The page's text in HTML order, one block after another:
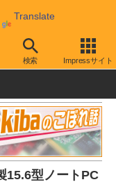
Translate
検索 Impressサイト
特価情報
15.6型ノートPC